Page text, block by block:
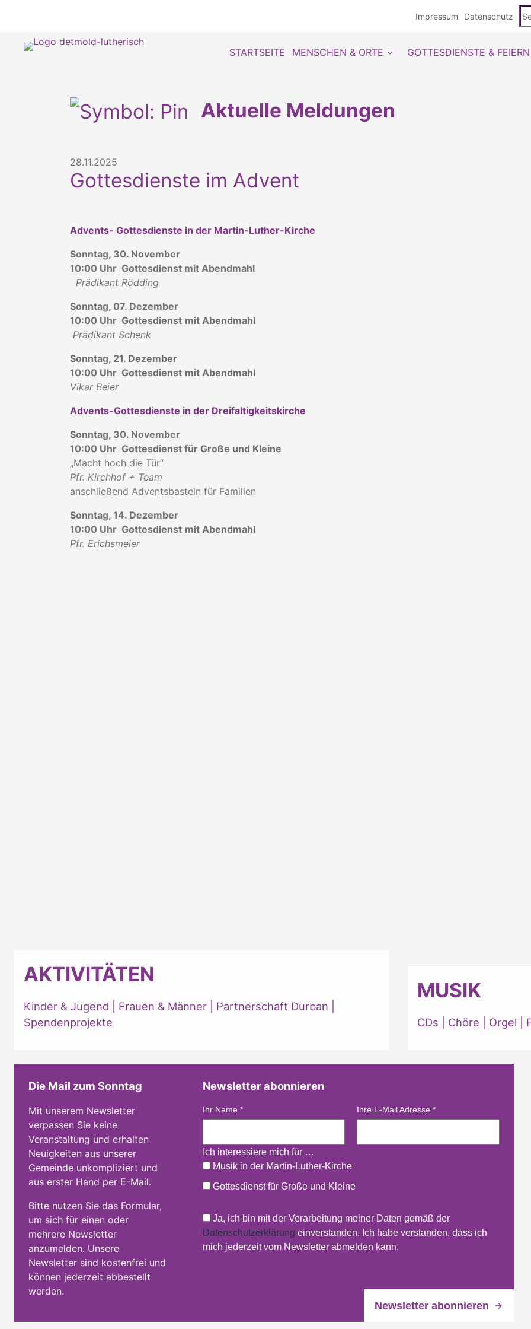
Impressum Datenschutz
STARTSEITE MENSCHEN & ORTE GOTTESDIENSTE & FEIERN
Aktuelle Meldungen
28.11.2025
Gottesdienste im Advent
Advents- Gottesdienste in der Martin-Luther-Kirche
Sonntag, 30. November
10:00 Uhr Gottesdienst mit Abendmahl
Prädikant Rödding
Sonntag, 07. Dezember
10:00 Uhr Gottesdienst mit Abendmahl
Prädikant Schenk
Sonntag, 21. Dezember
10:00 Uhr Gottesdienst mit Abendmahl
Vikar Beier
Advents-Gottesdienste in der Dreifaltigkeitskirche
Sonntag, 30. November
10:00 Uhr Gottesdienst für Große und Kleine
„Macht hoch die Tür“
Pfr. Kirchhof + Team
anschließend Adventsbasteln für Familien
Sonntag, 14. Dezember
10:00 Uhr Gottesdienst mit Abendmahl
Pfr. Erichsmeier
AKTIVITÄTEN
Kinder & Jugend Frauen & Männer Partnerschaft Durban
Spendenprojekte
MUSIK
CDs Chöre Orgel
Die Mail zum Sonntag
Mit unserem Newsletter
verpassen Sie keine
Veranstaltung und erhalten
Neuigkeiten aus unserer
Gemeinde unkompliziert und
aus erster Hand per E-Mail.
Bitte nutzen Sie das Formular,
um sich für einen oder
mehrere Newsletter
anzumelden. Unsere
Newsletter sind kostenfrei und
können jederzeit abbestellt
werden.
Newsletter abonnieren
Ihr Name* Ihre E-Mail Adresse*
Ich interessiere mich für …
Musik in der Martin-Luther-Kirche
Gottesdienst für Große und Kleine
Ja, ich bin mit der Verarbeitung meiner Daten gemäß der
Datenschutzerklärung einverstanden. Ich habe verstanden, dass ich
mich jederzeit vom Newsletter abmelden kann.